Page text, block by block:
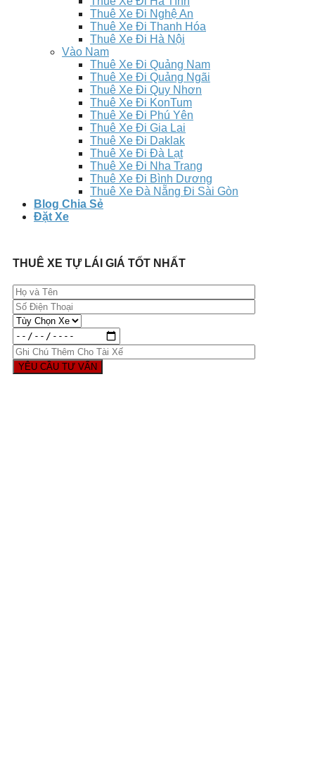
Thuê Xe Đi Nghệ An
Thuê Xe Đi Thanh Hóa
Thuê Xe Đi Hà Nội
Vào Nam
Thuê Xe Đi Quảng Nam
Thuê Xe Đi Quảng Ngãi
Thuê Xe Đi Quy Nhơn
Thuê Xe Đi KonTum
Thuê Xe Đi Phú Yên
Thuê Xe Đi Gia Lai
Thuê Xe Đi Daklak
Thuê Xe Đi Đà Lạt
Thuê Xe Đi Nha Trang
Thuê Xe Đi Bình Dương
Thuê Xe Đà Nẵng Đi Sài Gòn
Blog Chia Sẻ
Đặt Xe
THUÊ XE TỰ LÁI GIÁ TỐT NHẤT